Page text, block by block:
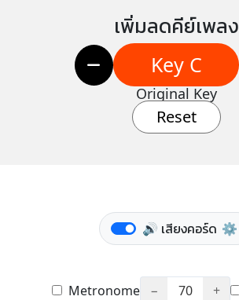
เพิ่มลดคีย์เพลง
Key C
Original Key
Reset
🔊 เสียงคอร์ด ⚙️
Metronome − 70 +